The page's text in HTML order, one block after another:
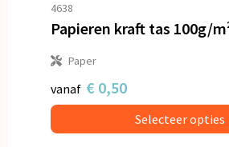
4638
Paper
vanaf € 0,50
Selecteer opties